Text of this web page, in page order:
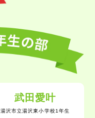
武田愛叶
湯沢市立湯沢東小学校1年生